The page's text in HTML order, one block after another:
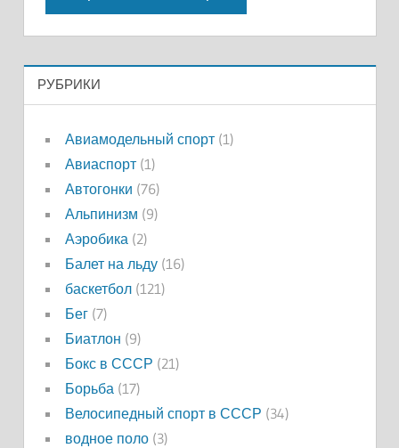
РУБРИКИ
Авиамодельный спорт(1)
Авиаспорт(1)
Автогонки (76)
Альпинизм (9)
Аэробика (2)
Балет на льду(16)
баскетбол(121)
Бег(7)
Биатлон (9)
Бокс в СССР (21)
Борьба (17)
Велосипедный спорт в СССР (34)
водное поло(3)